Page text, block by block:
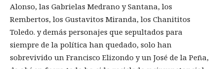
Alonso, las Gabrielas Medrano y Santana, los
Rembertos, los Gustavitos Miranda, los Chanititos
Toledo. y demás personajes que sepultados para
siempre de la política han quedado, solo han
sobrevivido un Francisco Elizondo y un José de la Peña,